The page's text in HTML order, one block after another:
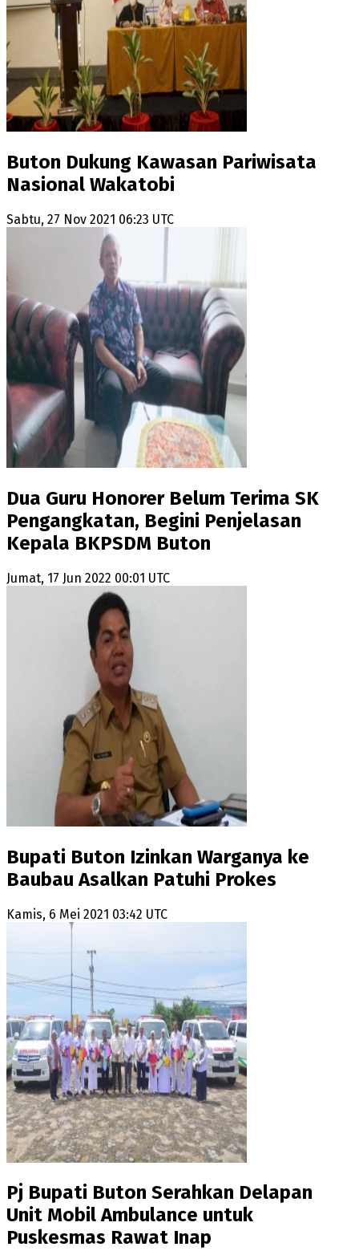
Buton Dukung Kawasan Pariwisata
Nasional Wakatobi
Sabtu, 27 Nov 2021 06:23 UTC
Dua Guru Honorer Belum Terima SK
Pengangkatan, Begini Penjelasan
Kepala BKPSDM Buton
Jumat, 17 Jun 2022 00:01 UTC
Bupati Buton Izinkan Warganya ke
Baubau Asalkan Patuhi Prokes
Kamis, 6 Mei 2021 03:42 UTC
Pj Bupati Buton Serahkan Delapan
Unit Mobil Ambulance untuk
Puskesmas Rawat Inap